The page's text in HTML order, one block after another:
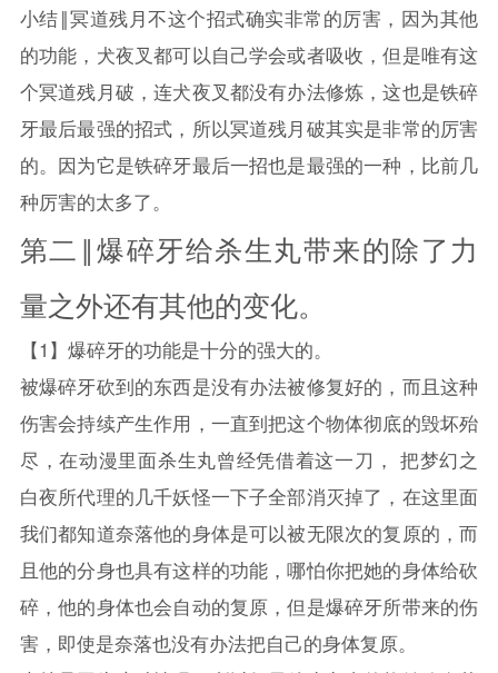
小结‖冥道残月不这个招式确实非常的厉害，因为其他
的功能，犬夜叉都可以自己学会或者吸收，但是唯有这
个冥道残月破，连犬夜叉都没有办法修炼，这也是铁碎
牙最后最强的招式，所以冥道残月破其实是非常的厉害
的。因为它是铁碎牙最后一招也是最强的一种，比前几
种厉害的太多了。
第二‖爆碎牙给杀生丸带来的除了力
量之外还有其他的变化。
【1】爆碎牙的功能是十分的强大的。
被爆碎牙砍到的东西是没有办法被修复好的，而且这种
伤害会持续产生作用，一直到把这个物体彻底的毁坏殆
尽，在动漫里面杀生丸曾经凭借着这一刀， 把梦幻之
白夜所代理的几千妖怪一下子全部消灭掉了，在这里面
我们都知道奈落他的身体是可以被无限次的复原的，而
且他的分身也具有这样的功能，哪怕你把她的身体给砍
碎，他的身体也会自动的复原，但是爆碎牙所带来的伤
害，即使是奈落也没有办法把自己的身体复原。